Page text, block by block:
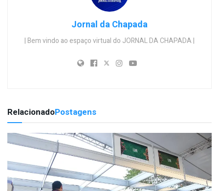
Jornal da Chapada
| Bem vindo ao espaço virtual do JORNAL DA CHAPADA |
RelacionadoPostagens